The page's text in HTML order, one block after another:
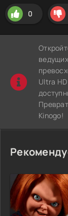
0
Ultra
Kinogo!